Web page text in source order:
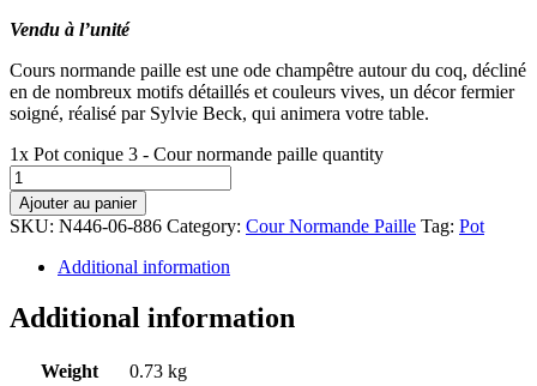
Vendu à l’unité
Cours normande paille est une ode champêtre autour du coq, décliné
en de nombreux motifs détaillés et couleurs vives, un décor fermier
soigné, réalisé par Sylvie Beck, qui animera votre table.
1x Pot conique 3 - Cour normande paille quantity
Ajouter au panier
SKU: N446-06-886 Category: Cour Normande Paille Tag: Pot
Additional information
Additional information
Weight
0.73 kg